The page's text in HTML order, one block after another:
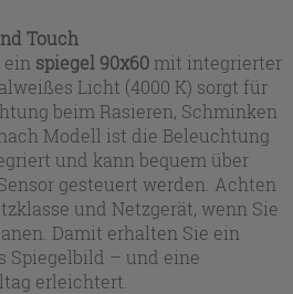
Touch
spiegel 90x60mit integrierter
Licht (4000 K) sorgt für
beim Rasieren, Schminken
Modell ist die Beleuchtung
und kann bequem über
gesteuert werden. Achten
und Netzgerät, wenn Sie
Damit erhalten Sie ein
Spiegelbild – und eine
erleichtert.